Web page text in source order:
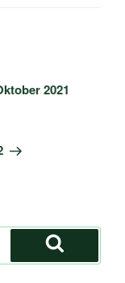
2021
Suchen